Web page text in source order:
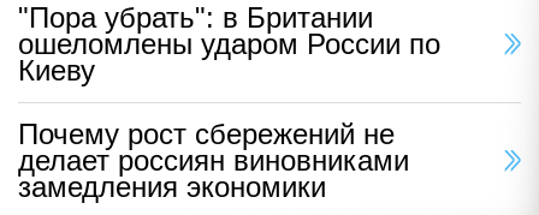
"Пора убрать": в Британии
ошеломлены ударом России по
Киеву
Почему рост сбережений не
делает россиян виновниками
замедления экономики